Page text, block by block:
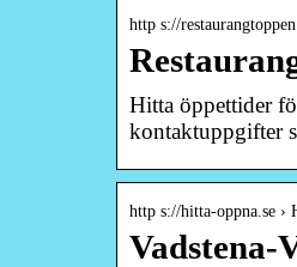
http s://
Hitta öppettider
kontaktuppgifter
http s://hitta-oppna.se ›
Vadstena-